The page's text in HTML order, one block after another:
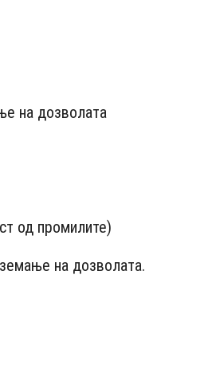
на дозволата
од промилите)
на дозволата.